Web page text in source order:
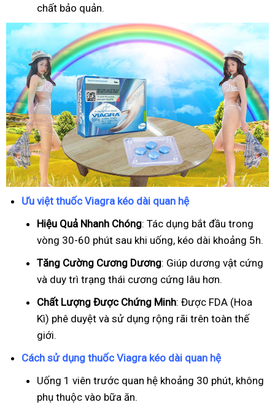
chất bảo quản.
Ưu việt thuốc Viagra kéo dài quan hệ
Hiệu Quả Nhanh Chóng: Tác dụng bắt đầu trong
vòng 30-60 phút sau khi uống, kéo dài khoảng 5h.
Tăng Cường Cương Dương: Giúp dương vật cứng
và duy trì trạng thái cương cứng lâu hơn.
Chất Lượng Được Chứng Minh: Được FDA (Hoa
Kì) phê duyệt và sử dụng rộng rãi trên toàn thế
giới.
Cách sử dụng thuốc Viagra kéo dài quan hệ
Uống 1 viên trước quan hệ khoảng 30 phút, không
phụ thuộc vào bữa ăn.